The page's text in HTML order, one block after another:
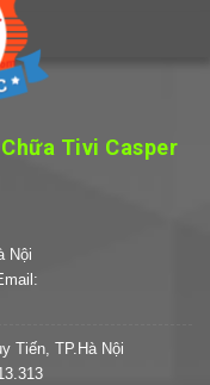
Tivi Casper
Nội
Tiến, TP.Hà Nội